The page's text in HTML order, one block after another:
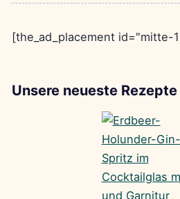
[the_ad_placement id="mitte-
Unsere neueste Rezepte